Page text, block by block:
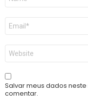
E-
mail
*
Site
Salvar meus dados
comentar.